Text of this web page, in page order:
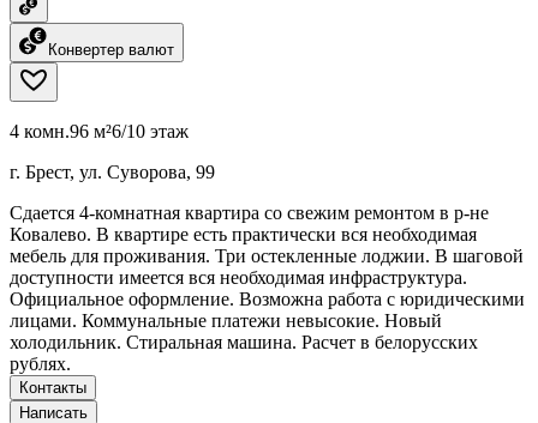
Конвертер валют
4 комн.96 м²6/10 этаж
г. Брест, ул. Суворова, 99
Сдается 4-комнатная квартира со свежим ремонтом в р-не
Ковалево. В квартире есть практически вся необходимая
мебель для проживания. Три остекленные лоджии. В шаговой
доступности имеется вся необходимая инфраструктура.
Официальное оформление. Возможна работа с юридическими
лицами. Коммунальные платежи невысокие. Новый
холодильник. Стиральная машина. Расчет в белорусских
рублях.
Контакты
Написать